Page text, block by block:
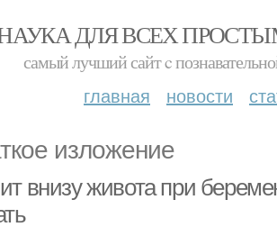
ДЛЯ ВСЕХ
самый лучший сайт c
главная новости
изложение
внизу живота при